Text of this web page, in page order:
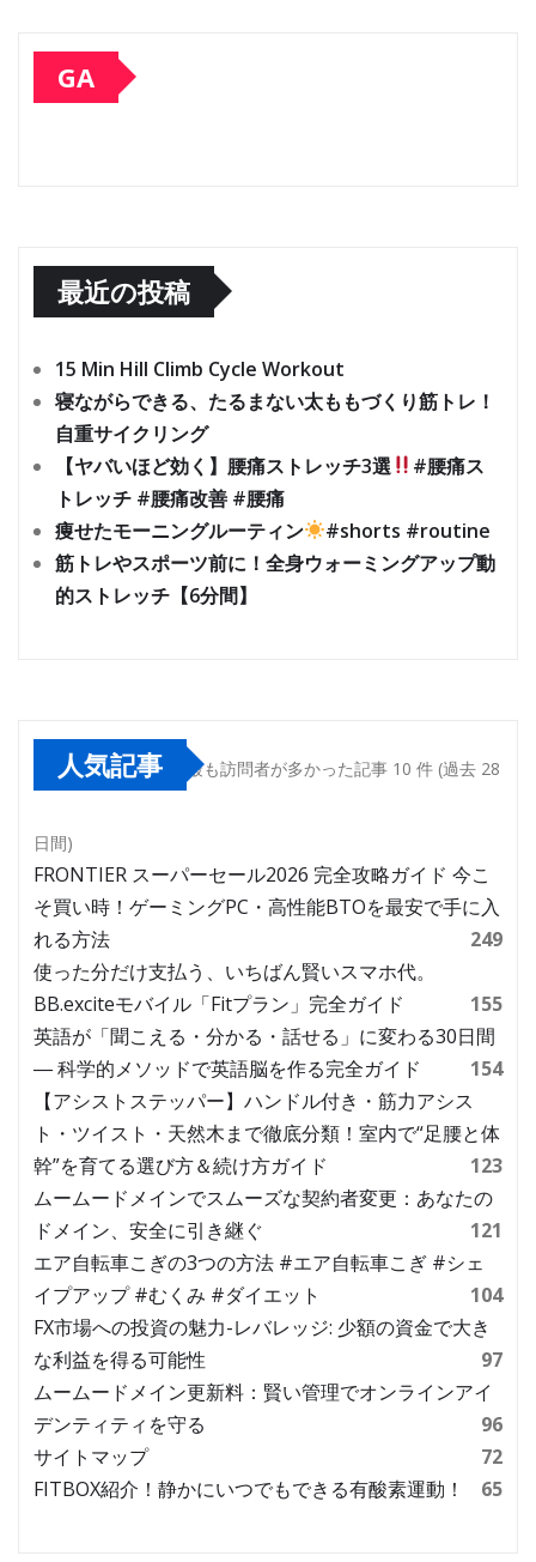
GA
最近の投稿
15 Min Hill Climb Cycle Workout
寝ながらできる、たるまない太ももづくり筋トレ！
自重サイクリング
【ヤバいほど効く】腰痛ストレッチ3選
#腰痛ス
トレッチ #腰痛改善 #腰痛
痩せたモーニングルーティン
#shorts #routine
筋トレやスポーツ前に！全身ウォーミングアップ動
的ストレッチ【6分間】
人気記事 最も訪問者が多かった記事 10 件 (過去 28
日間)
FRONTIER スーパーセール2026 完全攻略ガイド 今こ
そ買い時！ゲーミングPC・高性能BTOを最安で手に入
れる方法
249
使った分だけ支払う、いちばん賢いスマホ代。
BB.exciteモバイル「Fitプラン」完全ガイド
155
英語が「聞こえる・分かる・話せる」に変わる30日間
― 科学的メソッドで英語脳を作る完全ガイド
154
【アシストステッパー】ハンドル付き・筋力アシス
ト・ツイスト・天然木まで徹底分類！室内で“足腰と体
幹”を育てる選び方＆続け方ガイド
123
ムームードメインでスムーズな契約者変更：あなたの
ドメイン、安全に引き継ぐ
121
エア自転車こぎの3つの方法 #エア自転車こぎ #シェ
イプアップ #むくみ #ダイエット
104
FX市場への投資の魅力-レバレッジ: 少額の資金で大き
な利益を得る可能性
97
ムームードメイン更新料：賢い管理でオンラインアイ
デンティティを守る
96
サイトマップ
72
FITBOX紹介！静かにいつでもできる有酸素運動！
65